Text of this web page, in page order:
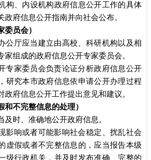
构、内设机构政府信息公开工作的具体
政府信息公开指南并向社会公布。
委员会）
公厅应当建立由高校、科研机构以及相
家组成的政府信息公开专家委员会。
专家委员会负责论证分析政府信息公开
研究本市政府信息依申请公开办理过程
政府信息公开工作提出意见和建议。
和不完整信息的处理）
及时、准确地公开政府信息。
影响或者可能影响社会稳定、扰乱社会
虚假或者不完整信息的，应当报告本级
级行政机关，并及时发布准确、完整的